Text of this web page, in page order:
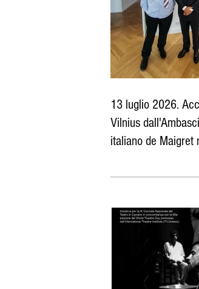
13 luglio 2026.
Vilnius
italiano de Maigret